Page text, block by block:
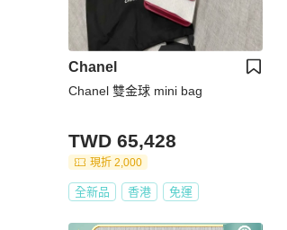
Chanel
Chanel 雙金球 mini bag
TWD 65,428
現折 2,000
全新品 香港 免運